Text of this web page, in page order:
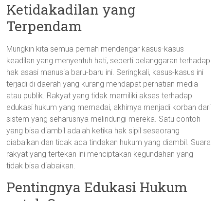
Ketidakadilan yang
Terpendam
Mungkin kita semua pernah mendengar kasus-kasus
keadilan yang menyentuh hati, seperti pelanggaran terhadap
hak asasi manusia baru-baru ini. Seringkali, kasus-kasus ini
terjadi di daerah yang kurang mendapat perhatian media
atau publik. Rakyat yang tidak memiliki akses terhadap
edukasi hukum yang memadai, akhirnya menjadi korban dari
sistem yang seharusnya melindungi mereka. Satu contoh
yang bisa diambil adalah ketika hak sipil seseorang
diabaikan dan tidak ada tindakan hukum yang diambil. Suara
rakyat yang tertekan ini menciptakan kegundahan yang
tidak bisa diabaikan.
Pentingnya Edukasi Hukum